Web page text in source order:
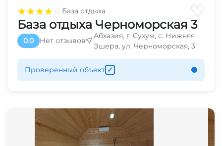
★★★★☆База отдыха ♡
База отдыха Черноморская 3
0.0 Нет отзывов
Абхазия, г. Сухум, с. Нижняя
Эшера, ул. Черноморская, 3
Проверенный объект ✓